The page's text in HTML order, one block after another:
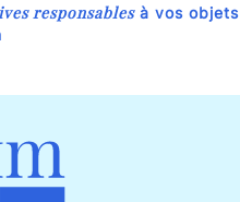
responsablesà vos objets